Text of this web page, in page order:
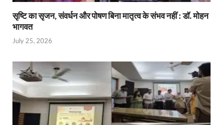
सृष्टि का सृजन, संवर्धन और पोषण बिना मातृत्व के संभव नहीं : डॉ. मोहन
भागवत
July 25, 2026